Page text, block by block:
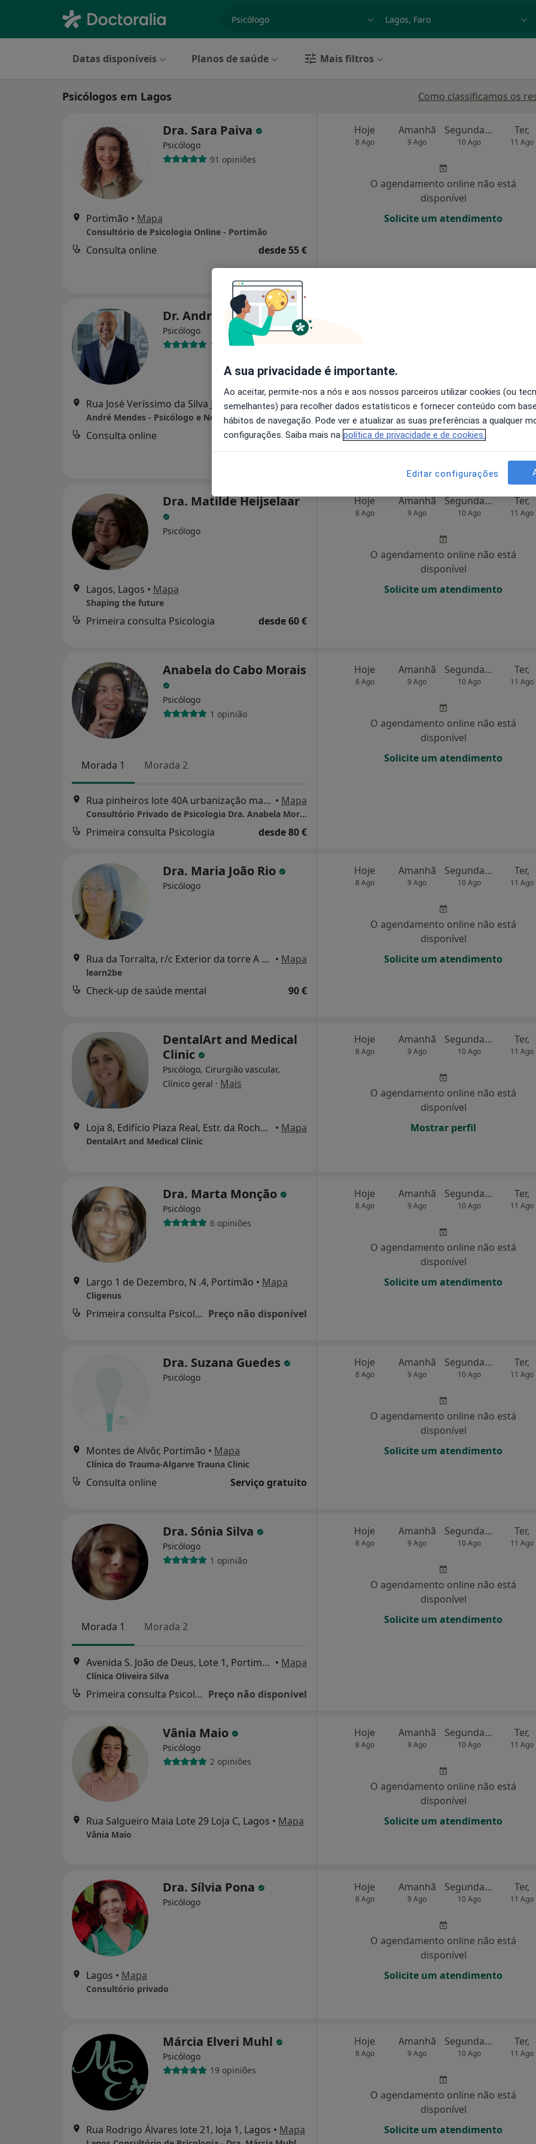
especialidade, doença ou nome
Datas disponíveis Planos de saúde Mais filtros
Psicólogos em Lagos Como classificamos os
Dra. Sara Paiva
Psicólogo
91 opiniões
Portimão • Mapa
Consultório de Psicologia Online - Portimão
Consulta online desde 55 €
Hoje
8 Ago
Amanhã
9 Ago
Segunda-feira
10 Ago
Ter,
11 Ago
O agendamento online não está
disponível
Solicite um atendimento
Dr. André Mendes
Psicólogo
11 opiniões
Rua José Veríssimo da Silva Júnior 39, Portimão • Mapa
André Mendes - Psicólogo e Neuropsicólogo
Consulta online desde 50 €
O agendamento online não está
Solicite um atendimento
Dra. Matilde Heijselaar
Psicólogo
Lagos, Lagos • Mapa
Shaping the future
Primeira consulta Psicologia desde 60 €
Hoje
8 Ago
Amanhã
9 Ago
Segunda-feira
10 Ago
Ter,
11 Ago
O agendamento online não está
disponível
Solicite um atendimento
Anabela do Cabo Morais
Psicólogo
1 opinião
Morada 1 Morada 2
Rua pinheiros lote 40A urbanização malheiro, Portimão • Mapa
Consultório Privado de Psicologia Dra. Anabela Morais
Primeira consulta Psicologia desde 80 €
Hoje
8 Ago
Amanhã
9 Ago
Segunda-feira
10 Ago
Ter,
11 Ago
O agendamento online não está
disponível
Solicite um atendimento
Dra. Maria João Rio
Psicólogo
Rua da Torralta, r/c Exterior da torre A Estrela do Mar, 8500-088 Alvor, Portimão • Mapa
learn2be
Check-up de saúde mental 90 €
Hoje
8 Ago
Amanhã
9 Ago
Segunda-feira
10 Ago
Ter,
11 Ago
O agendamento online não está
disponível
Solicite um atendimento
DentalArt and Medical
Clinic
Psicólogo, Cirurgião vascular,
Clínico geral · Mais
Loja 8, Edifício Plaza Real, Estr. da Rocha, Portimão • Mapa
DentalArt and Medical Clinic
Hoje
8 Ago
Amanhã
9 Ago
Segunda-feira
10 Ago
Ter,
11 Ago
O agendamento online não está
disponível
Mostrar perfil
Dra. Marta Monção
Psicólogo
6 opiniões
Largo 1 de Dezembro, N .4, Portimão • Mapa
Cligenus
Primeira consulta Psicologia Preço não disponível
Hoje
8 Ago
Amanhã
9 Ago
Segunda-feira
10 Ago
Ter,
11 Ago
O agendamento online não está
disponível
Solicite um atendimento
Dra. Suzana Guedes
Psicólogo
Montes de Alvôr, Portimão • Mapa
Clínica do Trauma-Algarve Trauna Clinic
Consulta online Serviço gratuito
Hoje
8 Ago
Amanhã
9 Ago
Segunda-feira
10 Ago
Ter,
11 Ago
O agendamento online não está
disponível
Solicite um atendimento
Dra. Sónia Silva
Psicólogo
1 opinião
Morada 1 Morada 2
Avenida S. João de Deus, Lote 1, Portimão • Mapa
Clínica Oliveira Silva
Primeira consulta Psicologia Preço não disponível
Hoje
8 Ago
Amanhã
9 Ago
Segunda-feira
10 Ago
Ter,
11 Ago
O agendamento online não está
disponível
Solicite um atendimento
Vânia Maio
Psicólogo
2 opiniões
Rua Salgueiro Maia Lote 29 Loja C, Lagos • Mapa
Vânia Maio
Hoje
8 Ago
Amanhã
9 Ago
Segunda-feira
10 Ago
Ter,
11 Ago
O agendamento online não está
disponível
Solicite um atendimento
Dra. Sílvia Pona
Psicólogo
Lagos • Mapa
Consultório privado
Hoje
8 Ago
Amanhã
9 Ago
Segunda-feira
10 Ago
Ter,
11 Ago
O agendamento online não está
disponível
Solicite um atendimento
Márcia Elveri Muhl
Psicólogo
19 opiniões
Rua Rodrigo Álvares lote 21, loja 1, Lagos • Mapa
Hoje
8 Ago
Amanhã
9 Ago
Segunda-feira
10 Ago
Ter,
11 Ago
O agendamento online não está
disponível
Solicite um atendimento
A sua privacidade é importante.
Ao aceitar, permite-nos a nós e aos nossos parceiros utilizar cookies (ou
semelhantes) para recolher dados estatísticos e fornecer conteúdo com
hábitos de navegação. Pode ver e atualizar as suas preferências a qualquer
configurações. Saiba mais na política de privacidade e de cookies.
Editar configurações